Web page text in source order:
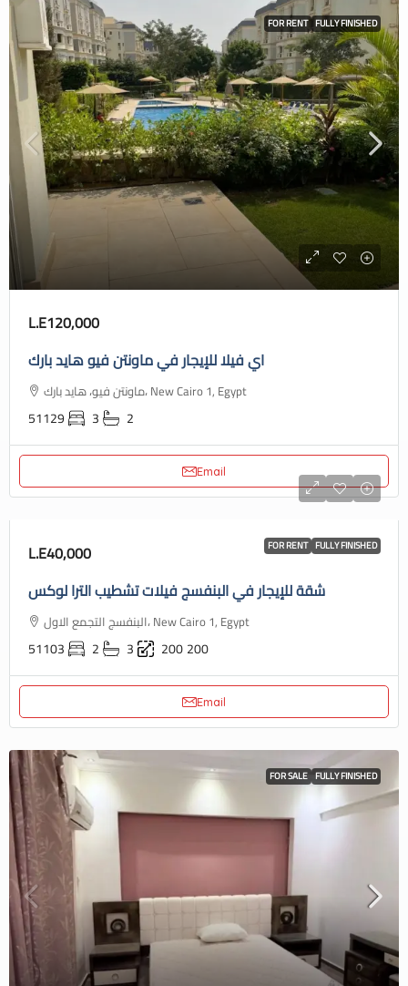
FOR RENT FULLY FINISHED
L.E120,000
اي فيلا للإيجار في ماونتن فيو هايد بارك
ماونتن فيو، هايد بارك، New Cairo 1, Egypt
51129 3 2
Email
FOR RENT FULLY FINISHED
L.E40,000
شقة للإيجار في البنفسج فيلات تشطيب الترا لوكس
البنفسج التجمع الاول، New Cairo 1, Egypt
51103 2 3 200200
Email
FOR SALE FULLY FINISHED